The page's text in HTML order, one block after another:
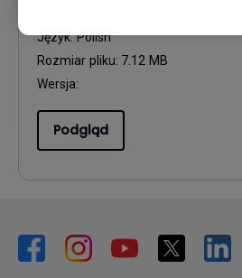
Język:Polish
Rozmiar pliku: 7.12 MB
Wersja:
Podgląd